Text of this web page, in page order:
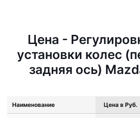
Цена -
установки колес
задняя ось)
Наименование Цена в Руб.